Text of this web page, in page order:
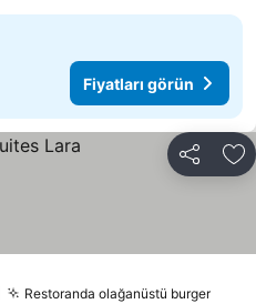
Fiyatları görün
Paylaş
Restoranda olağanüstü burger